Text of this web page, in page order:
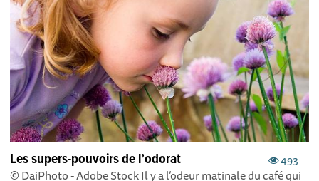
493
Les supers-pouvoirs de l’odorat
© DaiPhoto - Adobe Stock Il y a l’odeur matinale du café qui